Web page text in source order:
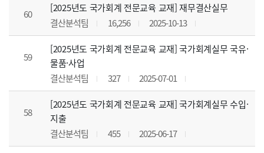
60
[2025년도 국가회계 전문교육 교재] 재무결산실무
결산분석팀
16,256 2025-10-13
59
[2025년도 국가회계 전문교육 교재] 국가회계실무 국유·
물품·사업
결산분석팀
327 2025-07-01
58
[2025년도 국가회계 전문교육 교재] 국가회계실무 수입·
지출
결산분석팀
455 2025-06-17